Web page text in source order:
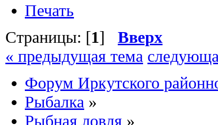
Печать
Страницы: [1] Вверх
« предыдущая тема
Форум Иркутского
Рыбалка »
Рыбная ловля »